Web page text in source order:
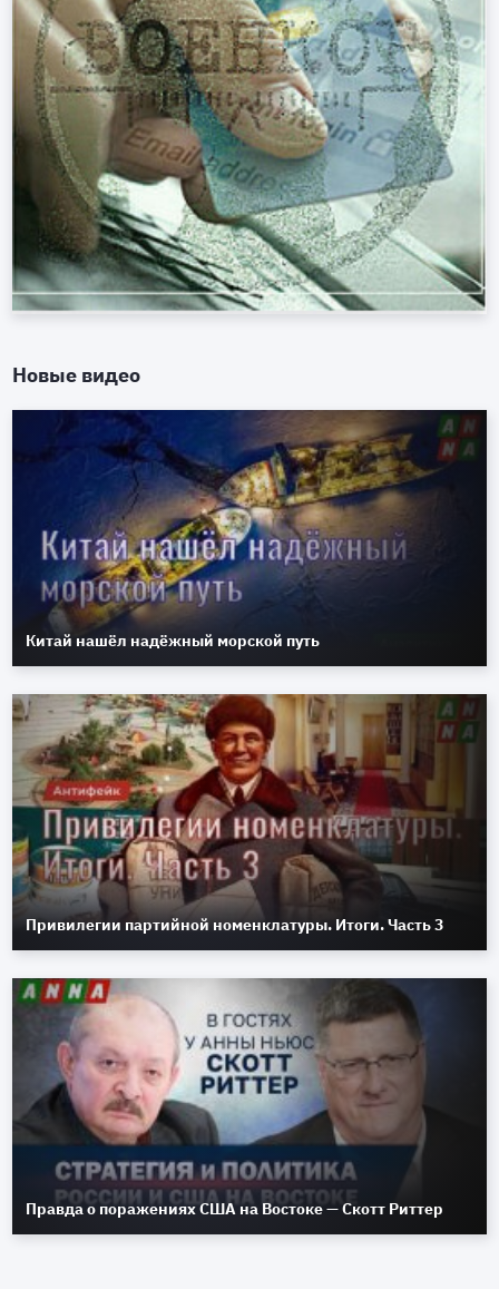
Новые видео
Китай нашёл надёжный морской путь
Привилегии партийной номенклатуры. Итоги. Часть 3
Правда о поражениях США на Востоке — Скотт Риттер